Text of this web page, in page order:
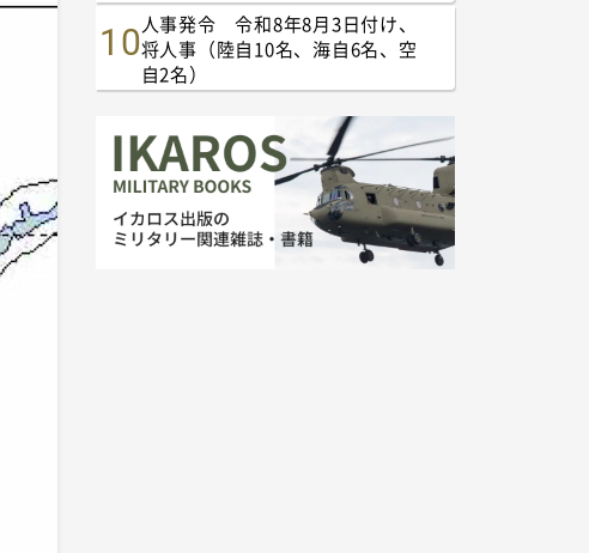
人事発令 令和8年8月3日付け、
将人事（陸自10名、海自6名、空
自2名）